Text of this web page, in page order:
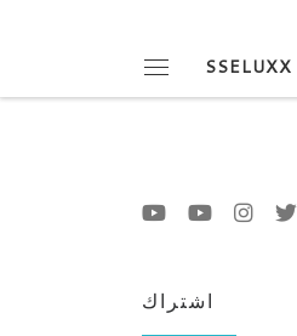
SSELUXX
اشتراك